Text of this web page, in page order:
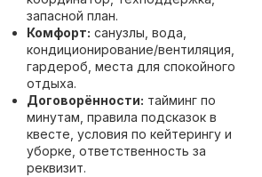
запасной план.
Комфорт: санузлы, вода,
кондиционирование/вентиляция,
гардероб, места для спокойного
отдыха.
Договорённости: тайминг по
минутам, правила подсказок в
квесте, условия по кейтерингу и
уборке, ответственность за
реквизит.